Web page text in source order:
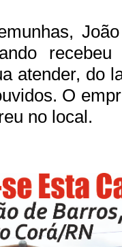
atender, do
O
no local.